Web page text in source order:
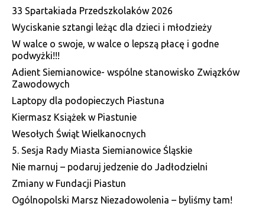
33 Spartakiada Przedszkolaków 2026
Wyciskanie sztangi leżąc dla dzieci i młodzieży
W walce o swoje, w walce o lepszą płacę i godne
podwyżki!!!
Adient Siemianowice- wspólne stanowisko Związków
Zawodowych
Laptopy dla podopieczych Piastuna
Kiermasz Książek w Piastunie
Wesołych Świąt Wielkanocnych
5. Sesja Rady Miasta Siemianowice Śląskie
Nie marnuj – podaruj jedzenie do Jadłodzielni
Zmiany w Fundacji Piastun
Ogólnopolski Marsz Niezadowolenia – byliśmy tam!